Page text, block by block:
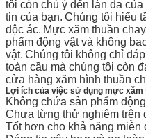
tôi còn chú ý đến làn da
tin của bạn. Chúng tôi hiểu
độc ác. Mực xăm thuần
phẩm động vật và không
vật. Chúng tôi không chỉ
toàn cầu mà chúng tôi còn
cửa hàng xăm hình thuần
Lợi ích của việc sử dụng mực xăm
Không chứa sản phẩm
Chưa từng thử nghiệm trên
Tốt hơn cho khả năng miễn